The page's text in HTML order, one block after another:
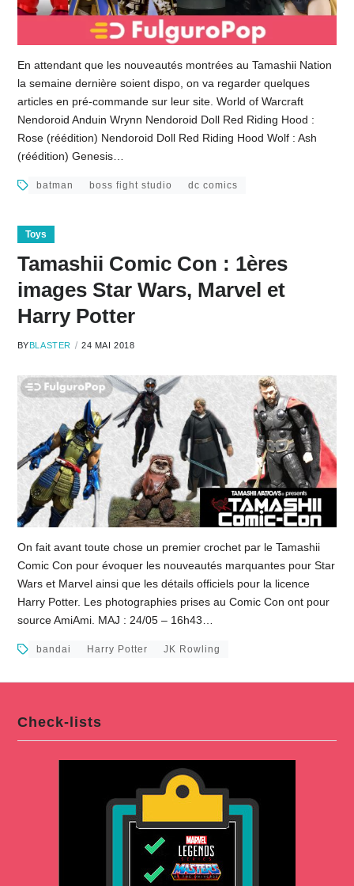
En attendant que les nouveautés montrées au Tamashii Nation
la semaine dernière soient dispo, on va regarder quelques
articles en pré-commande sur leur site. World of Warcraft
Nendoroid Anduin Wrynn Nendoroid Doll Red Riding Hood :
Rose (réédition) Nendoroid Doll Red Riding Hood Wolf : Ash
(réédition) Genesis…
batman boss fight studio dc comics
Toys
Tamashii Comic Con : 1ères
images Star Wars, Marvel et
Harry Potter
BYBLASTER 24 MAI 2018
On fait avant toute chose un premier crochet par le Tamashii
Comic Con pour évoquer les nouveautés marquantes pour Star
Wars et Marvel ainsi que les détails officiels pour la licence
Harry Potter. Les photographies prises au Comic Con ont pour
source AmiAmi. MAJ : 24/05 – 16h43…
bandai Harry Potter JK Rowling
Check-lists